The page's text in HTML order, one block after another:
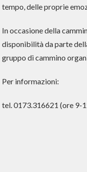
tempo, delle proprie
In occasione della
disponibilità da parte
gruppo di cammino
Per informazioni:
tel. 0173.316621 (ore 9-